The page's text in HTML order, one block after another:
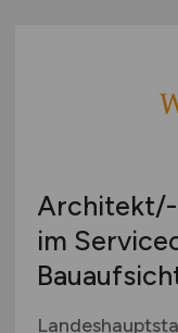
im